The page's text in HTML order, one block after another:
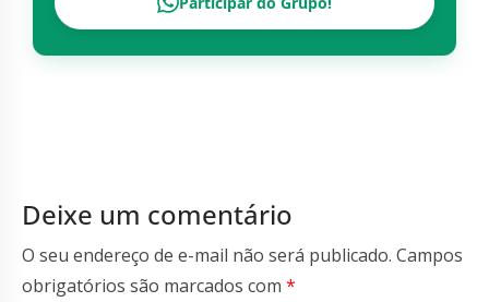
Deixe um comentário
O seu endereço de e-mail não será publicado. Campos
obrigatórios são marcados com *